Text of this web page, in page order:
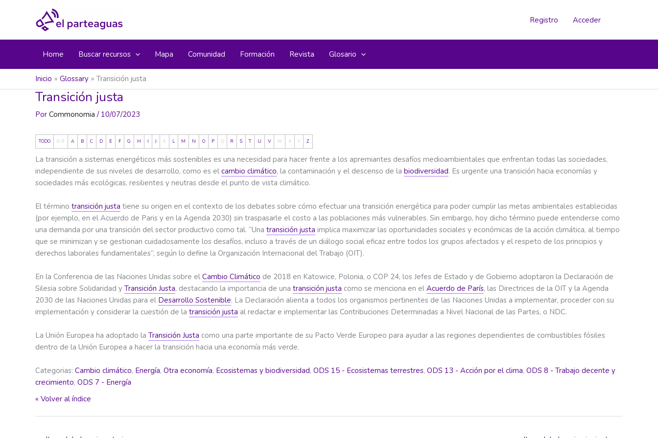
Registro Acceder
Home Buscar recursos Mapa Comunidad Formación Revista Glosario
Inicio Glossary Transición justa
Transición justa
Por Commonomia/ 10/07/2023
TODO 0-9 A B C D E F G H I J K L M N O P Q R S T U V W X Y Z
La transición a sistemas energéticos más sostenibles es una necesidad para hacer frente a los apremiantes desafíos medioambientales que enfrentan todas las sociedades,
independiente de sus niveles de desarrollo, como es el cambio climático, la contaminación y el descenso de la biodiversidad. Es urgente una transición hacia economías y
sociedades más ecológicas, resilientes y neutras desde el punto de vista climático.
El término transición justa tiene su origen en el contexto de los debates sobre cómo efectuar una transición energética para poder cumplir las metas ambientales establecidas
(por ejemplo, en el Acuerdo de Paris y en la Agenda 2030) sin traspasarle el costo a las poblaciones más vulnerables. Sin embargo, hoy dicho término puede entenderse como
una demanda por una transición del sector productivo como tal. “Una transición justa implica maximizar las oportunidades sociales y económicas de la acción climática, al tiempo
que se minimizan y se gestionan cuidadosamente los desafíos, incluso a través de un diálogo social eficaz entre todos los grupos afectados y el respeto de los principios y
derechos laborales fundamentales”, según lo define la Organización Internacional del Trabajo (OIT).
En la Conferencia de las Naciones Unidas sobre el Cambio Climático de 2018 en Katowice, Polonia, o COP 24, los Jefes de Estado y de Gobierno adoptaron la Declaración de
Silesia sobre Solidaridad y Transición Justa, destacando la importancia de una transición justa como se menciona en el Acuerdo de París, las Directrices de la OIT y la Agenda
2030 de las Naciones Unidas para el Desarrollo Sostenible. La Declaración alienta a todos los organismos pertinentes de las Naciones Unidas a implementar, proceder con su
implementación y considerar la cuestión de la transición justa al redactar e implementar las Contribuciones Determinadas a Nivel Nacional de las Partes, o NDC.​
La Unión Europea ha adoptado la Transición Justa como una parte importante de su Pacto Verde Europeo para ayudar a las regiones dependientes de combustibles fósiles
dentro de la Unión Europea a hacer la transición hacia una economía más verde.
Categorias: Cambio climático, Energía, Otra economía, Ecosistemas y biodiversidad, ODS 15 - Ecosistemas terrestres, ODS 13 - Acción por el clima, ODS 8 - Trabajo decente y
crecimiento, ODS 7 - Energía
« Volver al índice